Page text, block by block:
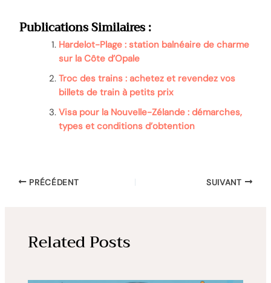
Publications Similaires :
Hardelot-Plage : station balnéaire de charme
sur la Côte d’Opale
Troc des trains : achetez et revendez vos
billets de train à petits prix
Visa pour la Nouvelle-Zélande : démarches,
types et conditions d’obtention
PRÉCÉDENT SUIVANT
Related Posts